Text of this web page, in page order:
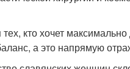
кто хочет
а это напрямую